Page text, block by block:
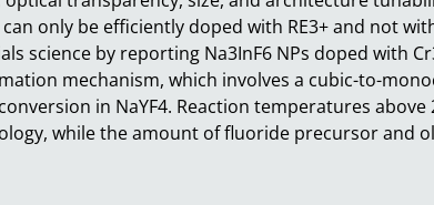
only be efficiently doped with RE3+ and not
science by reporting Na3InF6 NPs doped with
mechanism, which involves a cubic-to-
in NaYF4. Reaction temperatures above
while the amount of fluoride precursor and